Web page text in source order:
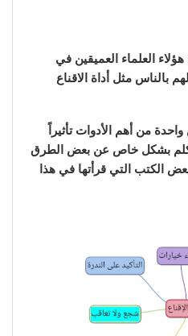
العلماء العميقين في
بالناس مثل أداة الاقناع
من أهم الأدوات تأثيراً
بشكل خاص عن بعض الطرق
الكتب التي قرأتها في هذا